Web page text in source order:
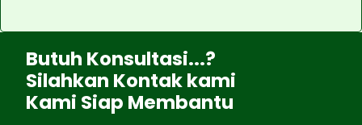
Butuh Konsultasi...?
Silahkan Kontak kami
Kami Siap Membantu